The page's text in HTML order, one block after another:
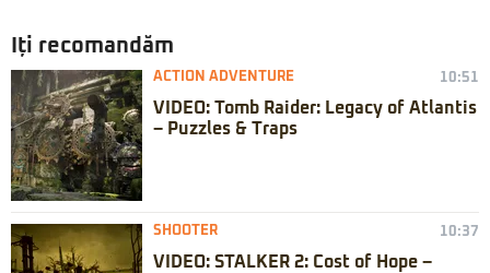
Iți recomandăm
ACTION ADVENTURE 10:51
VIDEO: Tomb Raider: Legacy of Atlantis
– Puzzles & Traps
SHOOTER 10:37
VIDEO: STALKER 2: Cost of Hope –